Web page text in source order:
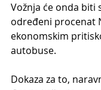
Vožnja će onda biti
određeni procenat
ekonomskim
autobuse.
Dokaza za to,